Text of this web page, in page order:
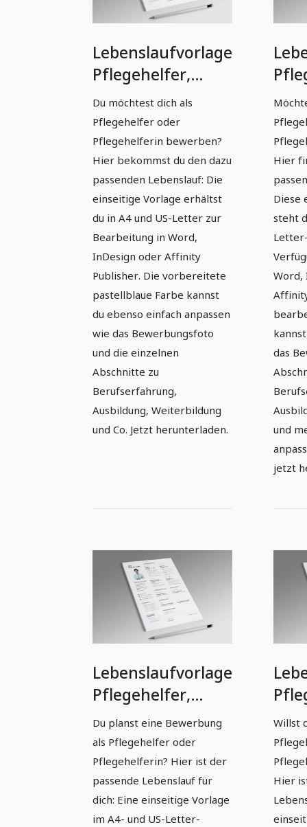
Lebenslaufvorlage
Pflegehelfer,
Pflegehelferin in
Pastellblau
(einseitig)
Du möchtest dich als
Pflegehelfer oder
Pflegehelferin bewerben?
Hier bekommst du den dazu
passenden Lebenslauf: Die
einseitige Vorlage erhältst
du in A4 und US-Letter zur
Bearbeitung in Word,
InDesign oder Affinity
Publisher. Die vorbereitete
pastellblaue Farbe kannst
du ebenso einfach anpassen
wie das Bewerbungsfoto
und die einzelnen
Abschnitte zu
Berufserfahrung,
Ausbildung, Weiterbildung
und Co. Jetzt herunterladen.
Hier
Diese
steht
Word,
das
und
jetzt
Lebenslaufvorlage
Pflegehelfer,
Pflegehelferin in
Enzianblau
(einseitig)
Du planst eine Bewerbung
als Pflegehelfer oder
Pflegehelferin? Hier ist der
passende Lebenslauf für
dich: Eine einseitige Vorlage
im A4- und US-Letter-
Willst
Hier